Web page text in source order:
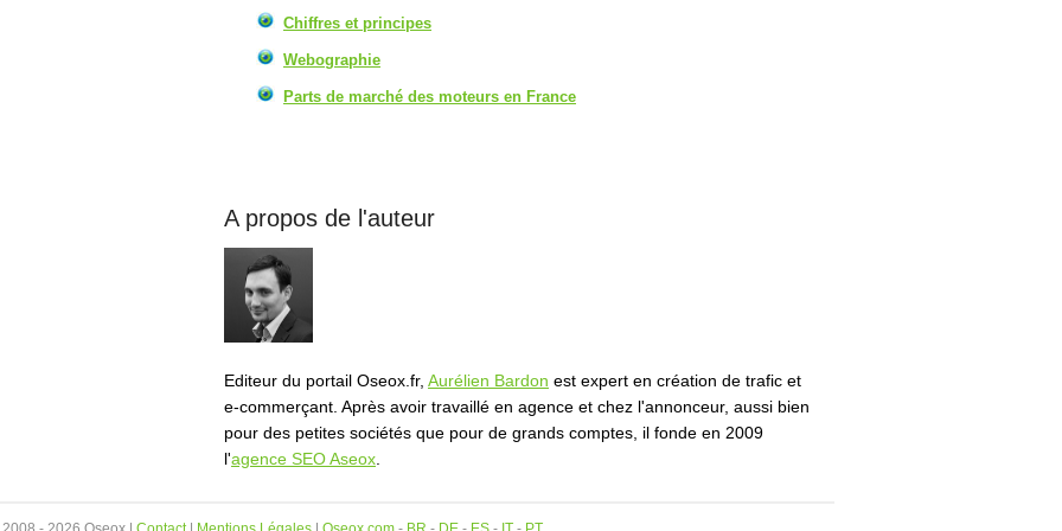
Chiffres et principes
Webographie
Parts de marché des moteurs en France
A propos de l'auteur
Editeur du portail Oseox.fr, Aurélien Bardon est expert en création de trafic et
e-commerçant. Après avoir travaillé en agence et chez l'annonceur, aussi bien
pour des petites sociétés que pour de grands comptes, il fonde en 2009
l'agence SEO Aseox